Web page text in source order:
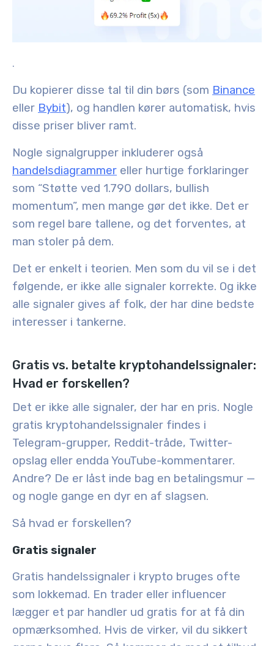
.
Du kopierer disse tal til din børs (som Binance
eller Bybit), og handlen kører automatisk, hvis
disse priser bliver ramt.
Nogle signalgrupper inkluderer også
handelsdiagrammer eller hurtige forklaringer
som “Støtte ved 1.790 dollars, bullish
momentum”, men mange gør det ikke. Det er
som regel bare tallene, og det forventes, at
man stoler på dem.
Det er enkelt i teorien. Men som du vil se i det
følgende, er ikke alle signaler korrekte. Og ikke
alle signaler gives af folk, der har dine bedste
interesser i tankerne.
Gratis vs. betalte kryptohandelssignaler:
Hvad er forskellen?
Det er ikke alle signaler, der har en pris. Nogle
gratis kryptohandelssignaler findes i
Telegram-grupper, Reddit-tråde, Twitter-
opslag eller endda YouTube-kommentarer.
Andre? De er låst inde bag en betalingsmur —
og nogle gange en dyr en af slagsen.
Så hvad er forskellen?
Gratis signaler
Gratis handelssignaler i krypto bruges ofte
som lokkemad. En trader eller influencer
lægger et par handler ud gratis for at få din
opmærksomhed. Hvis de virker, vil du sikkert